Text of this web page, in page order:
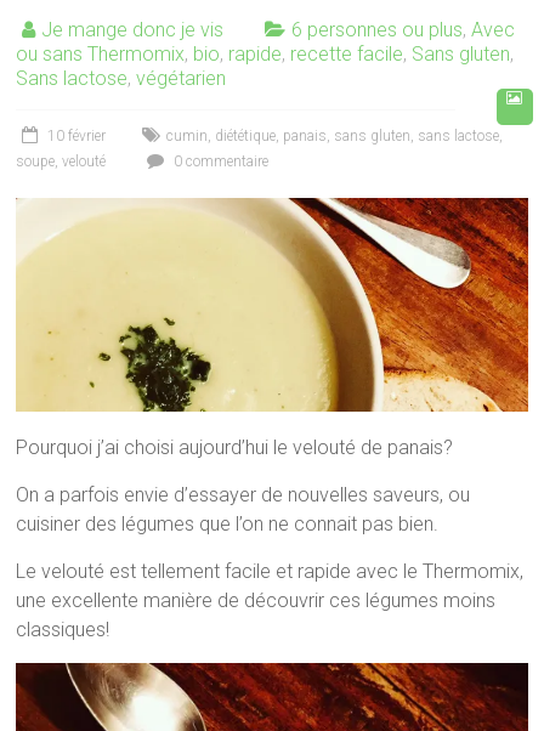
Je mange donc je vis 6 personnes ou plus,Avec
ou sans Thermomix, bio, rapide, recette facile, Sans gluten,
Sans lactose,végétarien
10 février cumin, diététique, panais, sans gluten, sans lactose,
soupe,velouté 0 commentaire
Pourquoi j’ai choisi aujourd’hui le velouté de panais?
On a parfois envie d’essayer de nouvelles saveurs, ou
cuisiner des légumes que l’on ne connait pas bien.
Le velouté est tellement facile et rapide avec le Thermomix,
une excellente manière de découvrir ces légumes moins
classiques!